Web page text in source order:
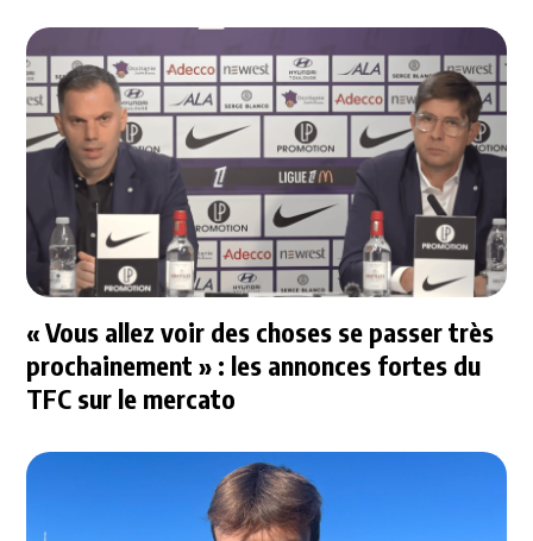
« Vous allez voir des choses se passer très
prochainement » : les annonces fortes du
TFC sur le mercato